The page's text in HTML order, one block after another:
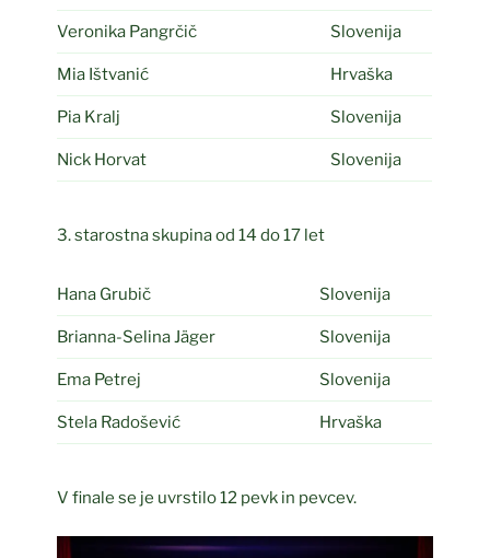
Veronika Pangrčič Slovenija
Mia Ištvanić Hrvaška
Pia Kralj Slovenija
Nick Horvat Slovenija
3. starostna skupina od 14 do 17 let
Hana Grubič Slovenija
Brianna-Selina Jäger Slovenija
Ema Petrej Slovenija
Stela Radošević Hrvaška
V finale se je uvrstilo 12 pevk in pevcev.